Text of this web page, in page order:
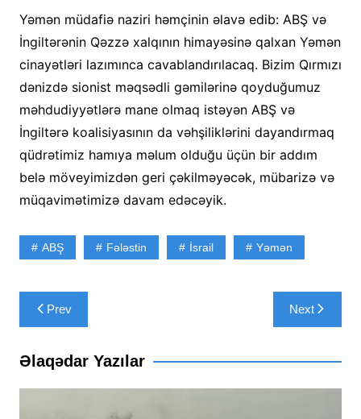
Yəmən müdafiə naziri həmçinin əlavə edib: ABŞ və
İngiltərənin Qəzzə xalqının himayəsinə qalxan Yəmən
cinayətləri lazımınca cavablandırılacaq. Bizim Qırmızı
dənizdə sionist məqsədli gəmilərinə qoyduğumuz
məhdudiyyətlərə mane olmaq istəyən ABŞ və
İngiltərə koalisiyasının da vəhşiliklərini dayandırmaq
qüdrətimiz hamıya məlum olduğu üçün bir addım
belə möveyimizdən geri çəkilməyəcək, mübarizə və
müqavimətimizə davam edəcəyik.
ABŞ Fələstin İsrail Yəmən
Yazı
naviqasiyası
Prev Next
Əlaqədar Yazılar